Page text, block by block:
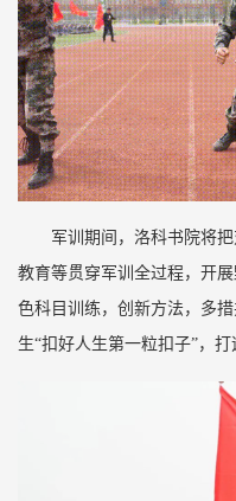
军训期间，洛科书院将
教育等贯穿军训全过程，开
色科目训练，创新方法，多
生“扣好人生第一粒扣子”，